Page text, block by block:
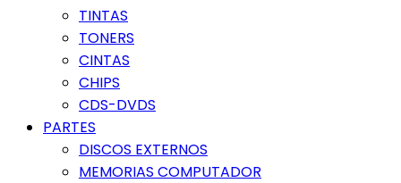
TINTAS
TONERS
CINTAS
CHIPS
CDS-DVDS
PARTES
DISCOS EXTERNOS
MEMORIAS COMPUTADOR